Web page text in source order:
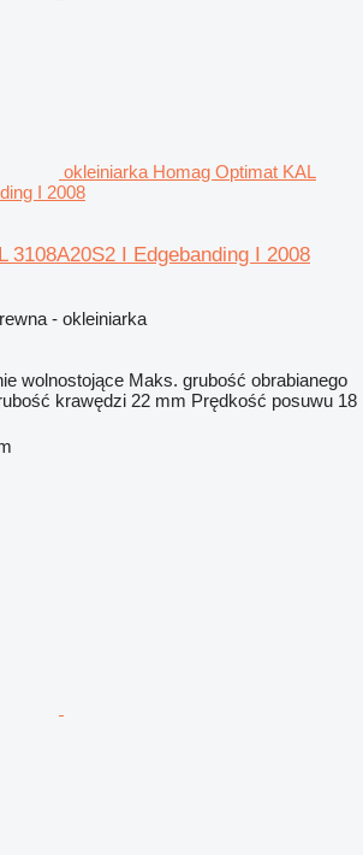
okleiniarka Homag Optimat KAL
I 2008
3108A20S2 I Edgebanding I 2008
- okleiniarka
wolnostojące Maks. grubość obrabianego
krawędzi 22 mm Prędkość posuwu 18